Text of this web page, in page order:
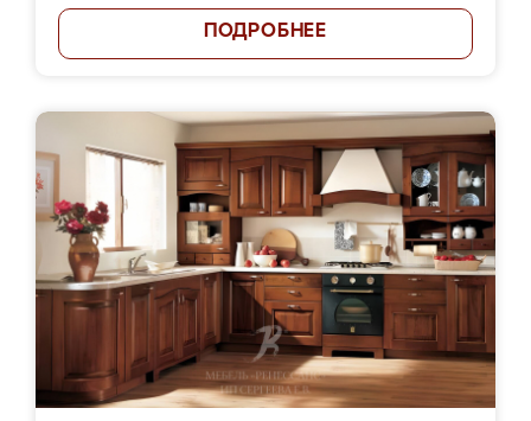
ПОДРОБНЕЕ